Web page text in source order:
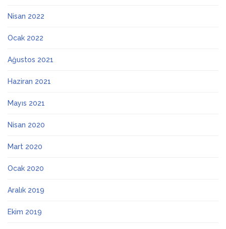
Nisan 2022
Ocak 2022
Ağustos 2021
Haziran 2021
Mayıs 2021
Nisan 2020
Mart 2020
Ocak 2020
Aralık 2019
Ekim 2019